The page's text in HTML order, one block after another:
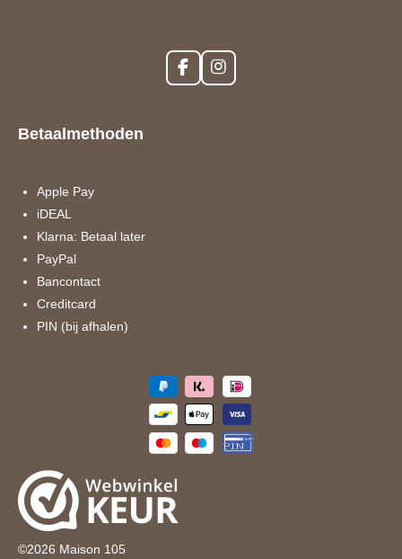
F
a
I
n
Betaalmethoden
Apple Pay
iDEAL
Klarna: Betaal later
PayPal
Bancontact
Creditcard
PIN (bij afhalen)
©2026 Maison 105